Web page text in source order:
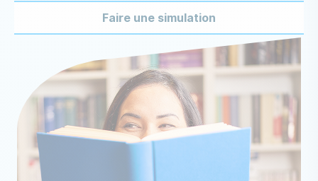
Faire une simulation